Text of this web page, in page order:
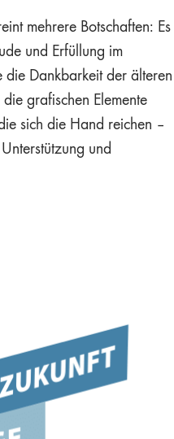
mehrere Botschaften: Es
und Erfüllung im
die Dankbarkeit der älteren
grafischen Elemente
sich die Hand reichen –
und